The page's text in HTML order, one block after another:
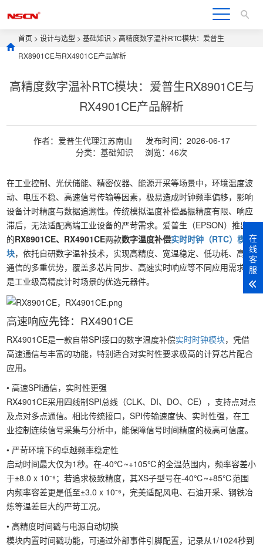
首页 >设计与选型 >基础知识 > 高精度数字温补RTC模块：爱普生
RX8901CE与RX4901CE产品解析
高精度数字温补RTC模块：爱普生RX8901CE与
RX4901CE产品解析
作者：爱普生代理江苏南山
发布时间：2026-06-17
分类： 基础知识 浏览：46次
在工业控制、光伏储能、精密仪器、能源开采等场景中，环境温度波
动、电压不稳、高速信号传输等因素，极易造成时钟频率偏移，影响
设备计时精度与数据追溯性。传统模拟温度补偿晶振精度有限、响应
滞后，无法适配高端工业设备的严苛需求。爱普生（EPSON）推出
的RX8901CE、RX4901CE两款数字温度补偿实时时钟（RTC）模
块，依托自研数字温补技术，实现高精度、宽温稳定、低功耗、高速
通信的多重优势，覆盖多芯片同步、高速实时响应等不同应用需求，
是工业级高精度计时场景的优选元器件。
高速响应先锋：RX4901CE
RX4901CE是一款自带SPI接口的数字温度补偿实时时钟模块，凭借
高速通信与丰富的功能，特别适合对实时性要求极高的计算芯片配合
应用。
• 高速SPI通信，实时性更强
RX4901CE采用四线制SPI总线（CLK、DI、DO、CE），支持点对点
及点对多点通信。相比传统接口，SPI传输速度快、实时性强，在工
业控制连续信号采集与分析中，能保障信号时间精度的极高可信度。
• 严苛环境下的卓越频率稳定性
启动时间最大仅为1秒。在-40℃~+105℃的全温范围内，频率容差小
于±8.0 x 10⁻⁶；若追求极致精度，其XS子型号在-40℃~+85℃范围
内频率容差更是低至±3.0 x 10⁻⁶，完美适配风电、石油开采、钢铁冶
炼等温差巨大的严苛工况。
• 高精度时间戳与电源自动切换
模块内置时间戳功能，可通过外部事件引脚配置，记录从1/1024秒到
在
线
客
服